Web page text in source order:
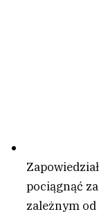
pociągnąć
zależnym